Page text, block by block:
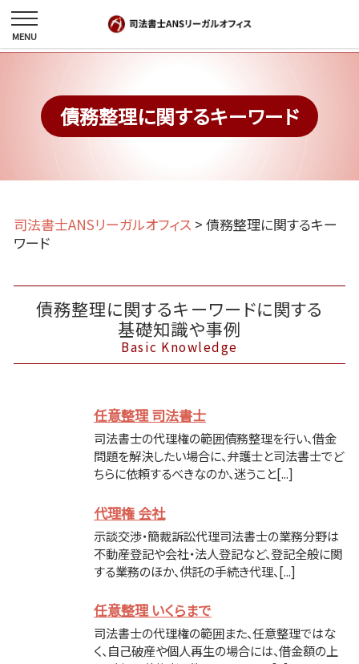
債務整理に関するキーワード
司法書士ANSリーガルオフィス > 債務整理に関するキー
ワード
債務整理に関するキーワードに関する
基礎知識や事例
Basic Knowledge
任意整理 司法書士
司法書士の代理権の範囲債務整理を行い、借金
問題を解決したい場合に、弁護士と司法書士でど
ちらに依頼するべきなのか、迷うこと[...]
代理権 会社
示談交渉・簡裁訴訟代理司法書士の業務分野は
不動産登記や会社・法人登記など、登記全般に関
する業務のほか、供託の手続き代理、[...]
任意整理 いくらまで
司法書士の代理権の範囲また、任意整理ではな
く、自己破産や個人再生の場合には、借金額の上